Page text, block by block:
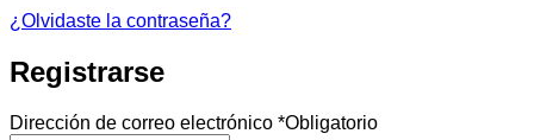
¿Olvidaste la contraseña?
Registrarse
Dirección de correo electrónico *Obligatorio